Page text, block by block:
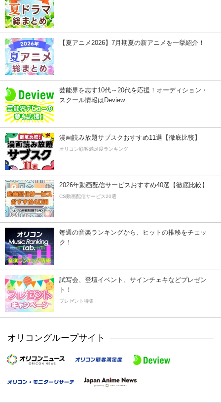
【夏アニメ2026】7月期夏の新アニメを一挙紹介！
芸能界を志す10代～20代を応援！オーディション・
スクール情報はDeview
漫画読み放題サブスクおすすめ11選【徹底比較】
オリコン顧客満足度ランキング
2026年動画配信サービスおすすめ40選【徹底比較】
CS動画配信サービス20選
毎週の音楽ランキングから、ヒットの推移をチェッ
ク！
試写会、登壇イベント、サインチェキなどプレゼン
ト！
プレゼント特集
オリコングループサイト